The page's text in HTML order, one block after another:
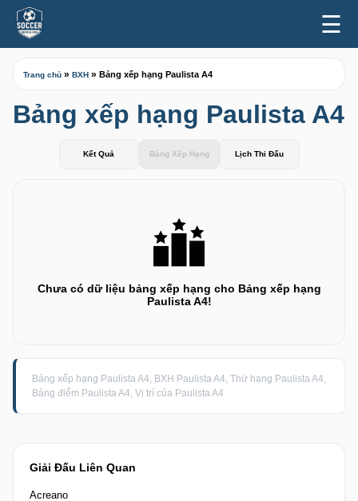
☰
Giải Đấu Liên Quan
Acreano
Trang chủ » BXH » Bảng xếp hạng Paulista A4
Bảng xếp hạng Paulista A4
Kết Quả Bảng Xếp Hạng Lịch Thi Đấu
Chưa có dữ liệu bảng xếp hạng cho Bảng xếp hạng
Paulista A4!
Bảng xếp hạng Paulista A4, BXH Paulista A4, Thứ hạng Paulista A4,
Bảng điểm Paulista A4, Vị trí của Paulista A4